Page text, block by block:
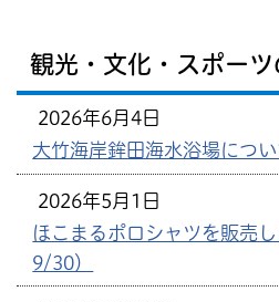
観光・文化・スポー
2026年6月4日
大竹海岸鉾田海水浴場につい
2026年5月1日
ほこまるポロシャツを販売
9/30）